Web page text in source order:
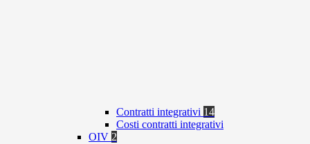
Contratti integrativi 14
Costi contratti integrativi
OIV 2